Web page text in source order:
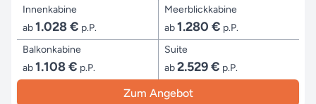
Innenkabine
ab1.028 € p.P.
Meerblickkabine
ab1.280 € p.P.
Balkonkabine
ab1.108 € p.P.
Suite
ab2.529 € p.P.
Zum Angebot